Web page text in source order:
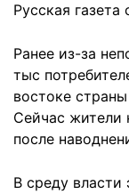
Русская
Ранее из-за
тыс
востоке
Сейчас жители
после
В среду